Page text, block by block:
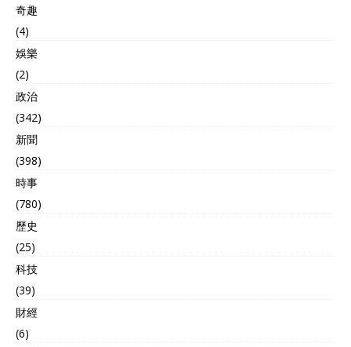
奇趣
(4)
娛樂
(2)
政治
(342)
新聞
(398)
時事
(780)
歷史
(25)
科技
(39)
財經
(6)